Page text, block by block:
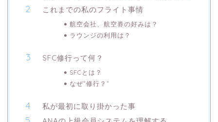
これまでの私のフライト事情
航空会社、航空券の好みは？
ラウンジの利用は？
SFC修行って何？
SFCとは？
なぜ”修行？”
私が最初に取り掛かった事